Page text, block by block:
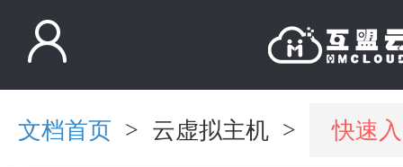
文档首页 > 云虚拟主机 > 快速